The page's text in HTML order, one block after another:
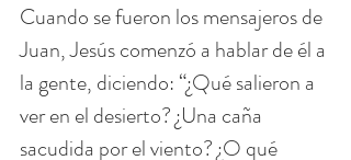
Cuando se fueron los mensajeros de
Juan, Jesús comenzó a hablar de él a
la gente, diciendo: “¿Qué salieron a
ver en el desierto? ¿Una caña
sacudida por el viento? ¿O qué